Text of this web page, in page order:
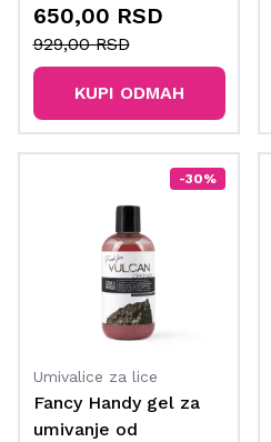
650,00 RSD
929,00 RSD
KUPI ODMAH
-30%
Umivalice za lice
Fancy Handy gel za
umivanje od